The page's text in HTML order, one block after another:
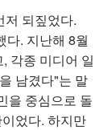
저 되짚었다.
다. 지난해 8월
각종 미디어 일
남겼다"는 말
을 중심으로 돌
었다. 하지만